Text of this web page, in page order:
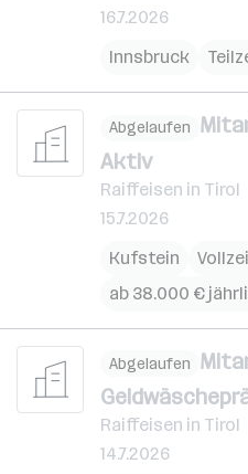
16.7.2026
Innsbruck
Abgelaufen
Aktiv
Raiffeisen in Tirol
15.7.2026
Kufstein
ab 38.000 €
Abgelaufen
Raiffeisen in Tirol
14.7.2026